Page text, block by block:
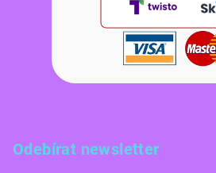
Odebírat newsletter